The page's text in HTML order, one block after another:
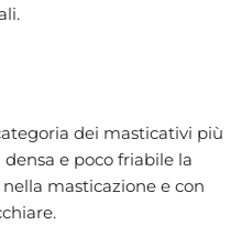
dei masticativi più
e poco friabile la
masticazione e con